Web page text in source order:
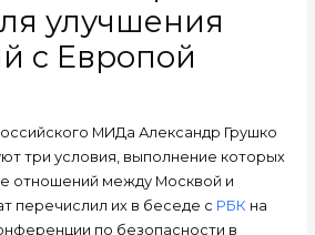
улучшения
с Европой
МИДа Александр Грушко
три условия, выполнение которых
отношений между Москвой и
перечислил их в беседе с РБК на
по безопасности в